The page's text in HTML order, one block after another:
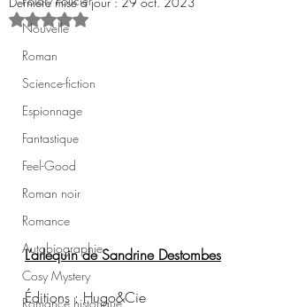
Nouvelle
Roman
Science-fiction
Espionnage
Fantastique
Feel-Good
Roman noir
Romance
Autobiographie
Cosy Mystery
Romance historique
Noté NaN étoiles sur 5.
L’arlequin de Sandrine Destombes
Éditions : Hugo&Cie